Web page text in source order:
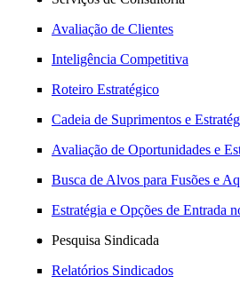
Avaliação de Clientes
Inteligência Competitiva
Roteiro Estratégico
Cadeia de Suprimentos e
Avaliação de Oportunidades e
Busca de Alvos para Fusões e
Estratégia e Opções de Entrada
Pesquisa Sindicada
Relatórios Sindicados